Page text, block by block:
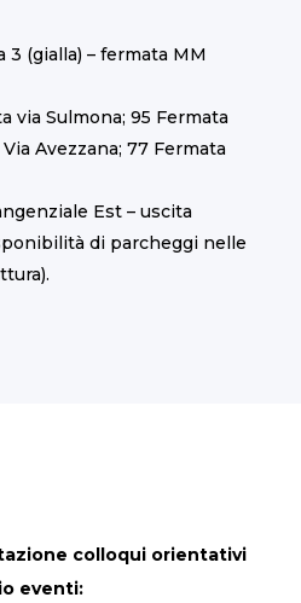
(gialla) – fermata MM
via Sulmona; 95 Fermata
Avezzana; 77 Fermata
Est – uscita
di parcheggi nelle
colloqui orientativi
eventi: